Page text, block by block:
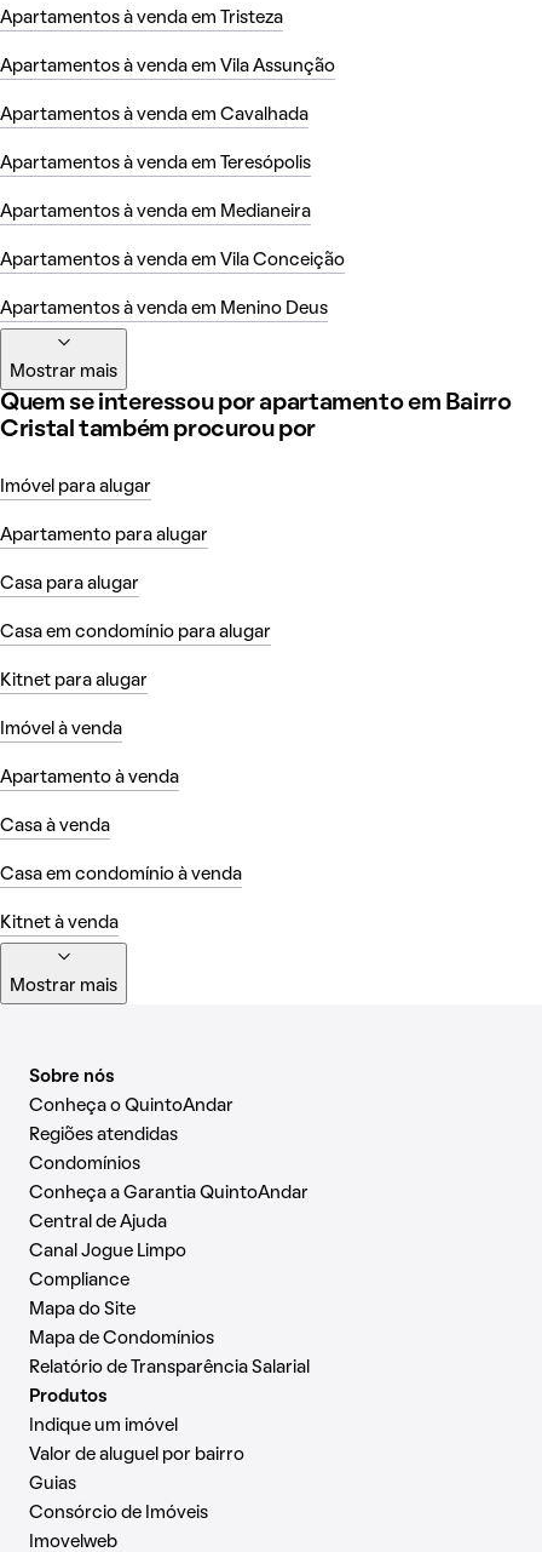
Apartamentos à venda em Tristeza
Apartamentos à venda em Vila Assunção
Apartamentos à venda em Cavalhada
Apartamentos à venda em Teresópolis
Apartamentos à venda em Medianeira
Apartamentos à venda em Vila Conceição
Apartamentos à venda em Menino Deus
Mostrar mais
Quem se interessou por apartamento em Bairro
Cristal também procurou por
Imóvel para alugar
Apartamento para alugar
Casa para alugar
Casa em condomínio para alugar
Kitnet para alugar
Imóvel à venda
Apartamento à venda
Casa à venda
Casa em condomínio à venda
Kitnet à venda
Mostrar mais
Sobre nós
Conheça o QuintoAndar
Regiões atendidas
Condomínios
Conheça a Garantia QuintoAndar
Central de Ajuda
Canal Jogue Limpo
Compliance
Mapa do Site
Mapa de Condomínios
Relatório de Transparência Salarial
Produtos
Indique um imóvel
Valor de aluguel por bairro
Guias
Consórcio de Imóveis
Imovelweb